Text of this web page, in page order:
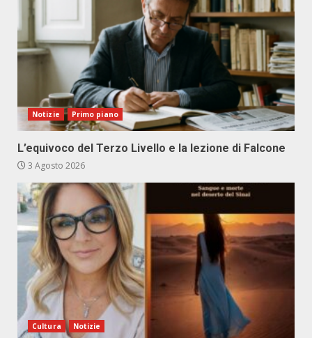
Notizie Primo piano
L’equivoco del Terzo Livello e la lezione di Falcone
3 Agosto 2026
Cultura Notizie